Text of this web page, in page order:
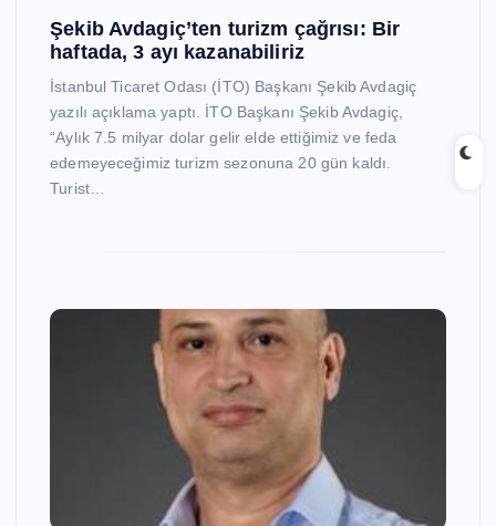
Şekib Avdagiç’ten turizm çağrısı: Bir
haftada, 3 ayı kazanabiliriz
İstanbul Ticaret Odası (İTO) Başkanı Şekib Avdagiç
yazılı açıklama yaptı. İTO Başkanı Şekib Avdagiç,
“Aylık 7.5 milyar dolar gelir elde ettiğimiz ve feda
edemeyeceğimiz turizm sezonuna 20 gün kaldı.
Turist…